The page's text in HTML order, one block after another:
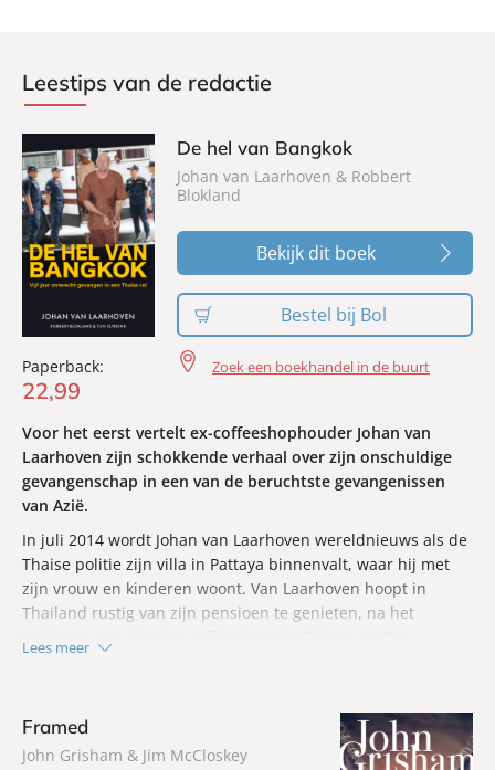
Leestips van de redactie
Paperback:
22,99
De hel van Bangkok
Johan van Laarhoven & Robbert
Blokland
Bekijk dit boek
Bestel bij Bol
Zoek een boekhandel in de buurt
Voor het eerst vertelt ex-coffeeshophouder Johan van
Laarhoven zijn schokkende verhaal over zijn onschuldige
gevangenschap in een van de beruchtste gevangenissen
van Azië.
In juli 2014 wordt Johan van Laarhoven wereldnieuws als de
Thaise politie zijn villa in Pattaya binnenvalt, waar hij met
zijn vrouw en kinderen woont. Van Laarhoven hoopt in
Thailand rustig van zijn pensioen te genieten, na het
onder meer veroordeeld voor witwassen, omdat ze in
Thailand geld hebben uitgegeven dat Van Laarhoven
in Nederland verdiende met de gedoogde verkoop van
Lees meer
Framed
John Grisham & Jim McCloskey